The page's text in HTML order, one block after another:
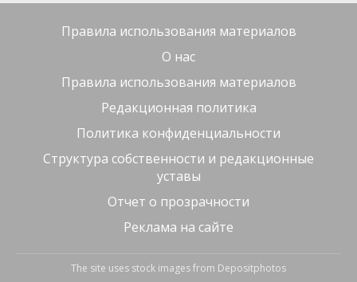
The site uses stock images from Depositphotos
Правила использования материалов
О нас
Правила использования материалов
Редакционная политика
Политика конфиденциальности
Структура собственности и редакционные
уставы
Отчет о прозрачности
Реклама на сайте